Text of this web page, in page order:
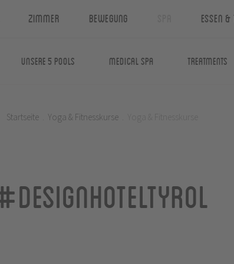
Zimmer Bewegung Essen
Unsere 5 Pools Medical Spa Treatments
Startseite Yoga & Fitnesskurse